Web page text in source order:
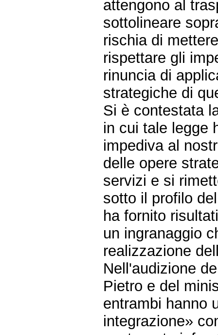
attengono al
sottolineare
rischia di
rispettare gli
rinuncia di
strategiche di
Si è contestata
in cui tale legge
impediva al
delle opere
servizi e si
sotto il profilo
ha fornito
un ingranaggio
realizzazione
Nell'audizione
Pietro e del
entrambi hanno
integrazione»